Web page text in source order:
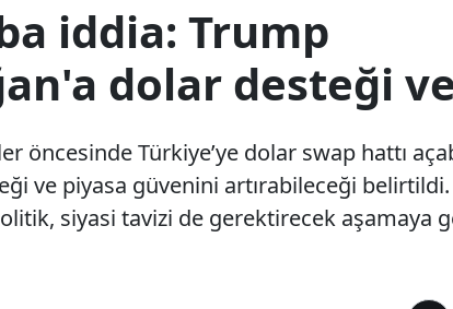
iddia: Trump
dolar desteği
öncesinde Türkiye’ye dolar swap hattı
ve piyasa güvenini artırabileceği belirtildi.
siyasi tavizi de gerektirecek aşamaya